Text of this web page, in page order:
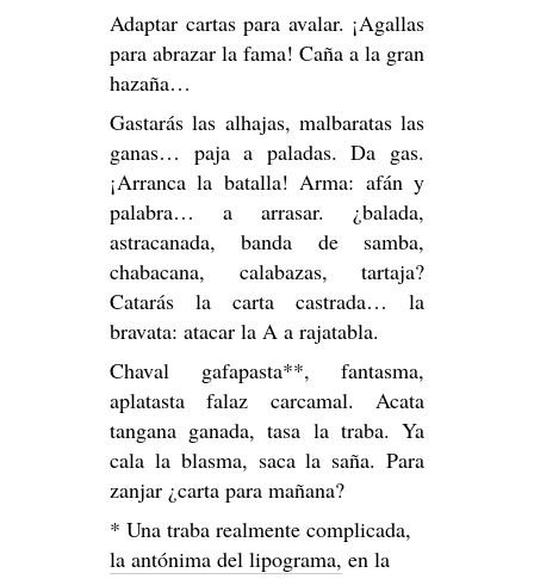
Adaptar cartas para avalar. ¡Agallas
para abrazar la fama! Caña a la gran
hazaña…
Gastarás las alhajas, malbaratas las
ganas… paja a paladas. Da gas.
¡Arranca la batalla! Arma: afán y
palabra… a arrasar. ¿balada,
astracanada, banda de samba,
chabacana, calabazas, tartaja?
Catarás la carta castrada… la
bravata: atacar la A a rajatabla.
Chaval gafapasta**, fantasma,
aplatasta falaz carcamal. Acata
tangana ganada, tasa la traba. Ya
cala la blasma, saca la saña. Para
zanjar ¿carta para mañana?
* Una traba realmente complicada,
la antónima del lipograma, en la